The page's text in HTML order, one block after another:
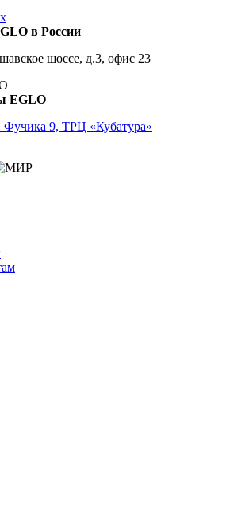
в России
шоссе, д.3, офис 23
EGLO
Фучика 9, ТРЦ «Кубатура»